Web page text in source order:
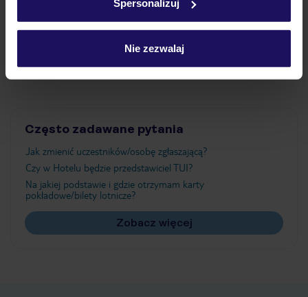
Spersonalizuj
Nie zezwalaj
Atrakcje
Ważne informacje
Często zadawane pytania
Jak zmienić uczestników/osobę zgłaszającą?
Czy w Hotelu będzie przedstawiciel TUI?
Na jakiej podstawie i gdzie otrzymam karty
pokładowe/bilety lotnicze?
Zobacz więcej